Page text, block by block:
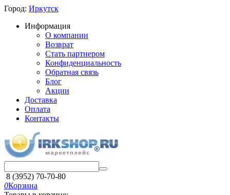
Город: Иркутск
Информация
О компании
Возврат
Стать партнером
Конфиденциальность
Обратная связь
Блог
Акции
Доставка
Оплата
Контакты
8 (3952) 70-70-80
0Корзина